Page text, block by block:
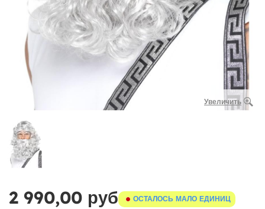
Увеличить
2 990,00 руб ОСТАЛОСЬ МАЛО ЕДИНИЦ